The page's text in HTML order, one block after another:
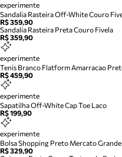
experimente
Sandalia Rasteira Off-White Couro
R$ 359,90
Sandalia Rasteira Preta Couro Fivela
R$ 359,90
experimente
Tenis Branco Flatform Amarracao
R$ 459,90
experimente
Sapatilha Off-White Cap Toe Laco
R$ 199,90
experimente
Bolsa Shopping Preto Mercato Grande
R$ 329,90